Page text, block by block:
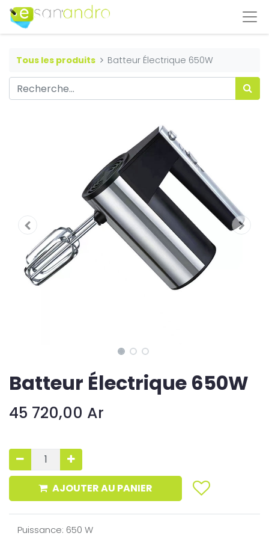
Tous les produits Batteur Électrique 650W
Batteur Électrique 650W
45 720,00 Ar
AJOUTER AU PANIER
Puissance: 650 W